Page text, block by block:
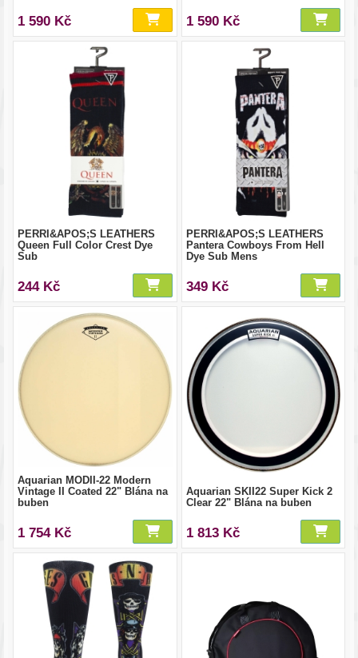
1 590 Kč 1 590 Kč
PERRI&APOS;S LEATHERS
Queen Full Color Crest Dye
Sub
244 Kč
PERRI&APOS;S LEATHERS
Pantera Cowboys From Hell
Dye Sub Mens
349 Kč
Aquarian MODII-22 Modern
Vintage II Coated 22" Blána na
buben
1 754 Kč
Aquarian SKII22 Super Kick 2
Clear 22" Blána na buben
1 813 Kč